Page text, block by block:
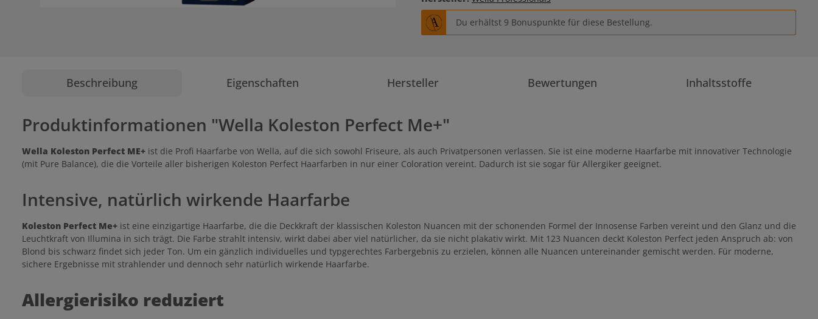
Du erhältst 9 Bonuspunkte für diese Bestellung.
Beschreibung Eigenschaften Hersteller Bewertungen Inhaltsstoffe
Produktinformationen "Wella Koleston Perfect Me+"
Wella Koleston Perfect ME+ ist die Profi Haarfarbe von Wella, auf die sich sowohl Friseure, als auch Privatpersonen verlassen. Sie ist eine moderne Haarfarbe mit innovativer Technologie
(mit Pure Balance), die die Vorteile aller bisherigen Koleston Perfect Haarfarben in nur einer Coloration vereint. Dadurch ist sie sogar für Allergiker geeignet.
Intensive, natürlich wirkende Haarfarbe
Koleston Perfect Me+ ist eine einzigartige Haarfarbe, die die Deckkraft der klassischen Koleston Nuancen mit der schonenden Formel der Innosense Farben vereint und den Glanz und die
Leuchtkraft von Illumina in sich trägt. Die Farbe strahlt intensiv, wirkt dabei aber viel natürlicher, da sie nicht plakativ wirkt. Mit 123 Nuancen deckt Koleston Perfect jeden Anspruch ab: von
Blond bis schwarz findet sich jeder Ton. Um ein gänzlich individuelles und typgerechtes Farbergebnis zu erzielen, können alle Nuancen untereinander gemischt werden. Für moderne,
sichere Ergebnisse mit strahlender und dennoch sehr natürlich wirkende Haarfarbe.
Allergierisiko reduziert